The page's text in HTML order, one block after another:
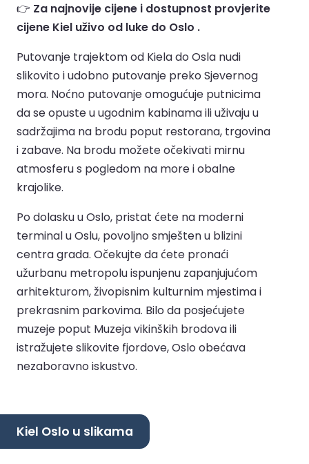
👉 Za najnovije cijene i dostupnost provjerite
cijene Kiel uživo od luke do Oslo .
Putovanje trajektom od Kiela do Osla nudi
slikovito i udobno putovanje preko Sjevernog
mora. Noćno putovanje omogućuje putnicima
da se opuste u ugodnim kabinama ili uživaju u
sadržajima na brodu poput restorana, trgovina
i zabave. Na brodu možete očekivati mirnu
atmosferu s pogledom na more i obalne
krajolike.
Po dolasku u Oslo, pristat ćete na moderni
terminal u Oslu, povoljno smješten u blizini
centra grada. Očekujte da ćete pronaći
užurbanu metropolu ispunjenu zapanjujućom
arhitekturom, živopisnim kulturnim mjestima i
prekrasnim parkovima. Bilo da posjećujete
muzeje poput Muzeja vikinških brodova ili
istražujete slikovite fjordove, Oslo obećava
nezaboravno iskustvo.
Kiel Oslo u slikama